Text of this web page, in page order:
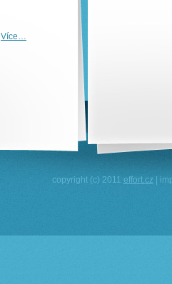
Více…
copyright (c) 2011 effort.cz |